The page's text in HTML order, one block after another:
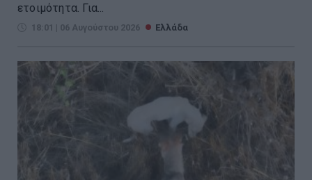
ετοιμότητα. Για...
18:01 | 06 Αυγούστου 2026 Ελλάδα